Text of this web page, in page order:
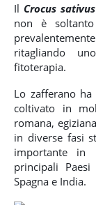
Il Crocus
non è
ritagliando
fitoterapia.
Lo zafferano
coltivato in
romana,
in diverse fasi
importante in
principali
Spagna e India.